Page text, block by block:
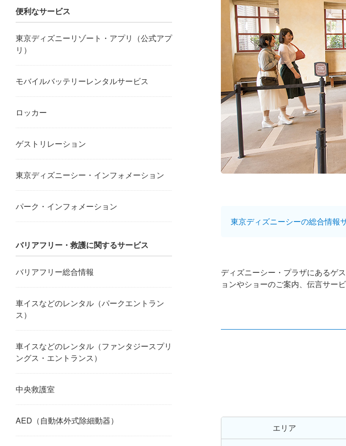
東京ディズニーシーの総合情報
ディズニーシー・プラザにあるゲ
ョンやショーのご案内、伝言サー
エリア
便利なサービス
東京ディズニーリゾート・アプリ（公式アプ
リ）
モバイルバッテリーレンタルサービス
ロッカー
ゲストリレーション
東京ディズニーシー・インフォメーション
パーク・インフォメーション
バリアフリー・救護に関するサービス
バリアフリー総合情報
車イスなどのレンタル（パークエントラン
ス）
車イスなどのレンタル（ファンタジースプリ
ングス・エントランス）
中央救護室
AED（自動体外式除細動器）